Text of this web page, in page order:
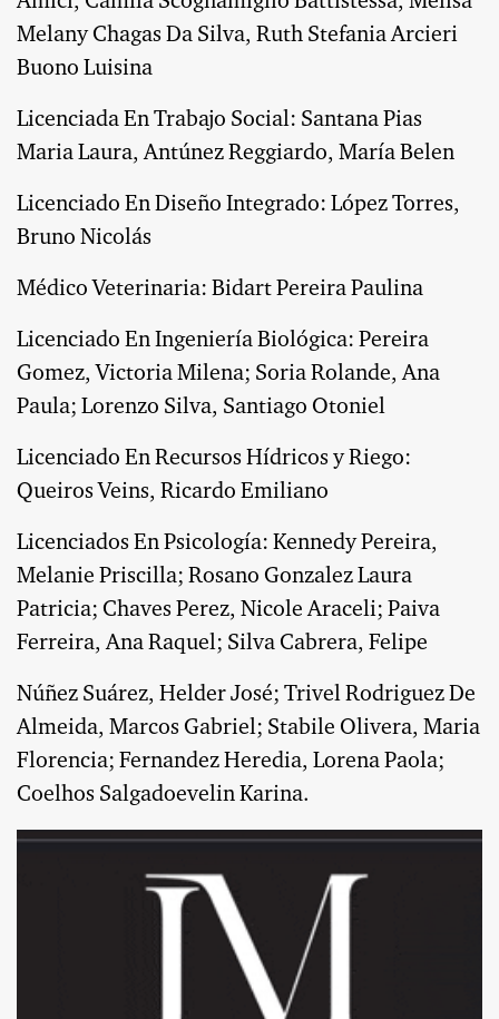
Melany Chagas Da Silva, Ruth Stefania Arcieri
Buono Luisina
Licenciada En Trabajo Social: Santana Pias
Maria Laura, Antúnez Reggiardo, María Belen
Licenciado En Diseño Integrado: López Torres,
Bruno Nicolás
Médico Veterinaria: Bidart Pereira Paulina
Licenciado En Ingeniería Biológica: Pereira
Gomez, Victoria Milena; Soria Rolande, Ana
Paula; Lorenzo Silva, Santiago Otoniel
Licenciado En Recursos Hídricos y Riego:
Queiros Veins, Ricardo Emiliano
Licenciados En Psicología: Kennedy Pereira,
Melanie Priscilla; Rosano Gonzalez Laura
Patricia; Chaves Perez, Nicole Araceli; Paiva
Ferreira, Ana Raquel; Silva Cabrera, Felipe
Núñez Suárez, Helder José; Trivel Rodriguez De
Almeida, Marcos Gabriel; Stabile Olivera, Maria
Florencia; Fernandez Heredia, Lorena Paola;
Coelhos Salgadoevelin Karina.